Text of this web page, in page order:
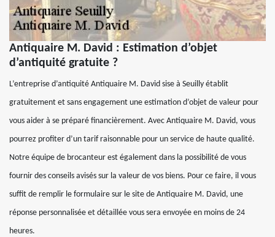
Antiquaire M. David : Estimation d’objet
d’antiquité gratuite ?
L’entreprise d’antiquité Antiquaire M. David sise à Seuilly établit
gratuitement et sans engagement une estimation d’objet de valeur pour
vous aider à se préparé financièrement. Avec Antiquaire M. David, vous
pourrez profiter d’un tarif raisonnable pour un service de haute qualité.
Notre équipe de brocanteur est également dans la possibilité de vous
fournir des conseils avisés sur la valeur de vos biens. Pour ce faire, il vous
suffit de remplir le formulaire sur le site de Antiquaire M. David, une
réponse personnalisée et détaillée vous sera envoyée en moins de 24
heures.